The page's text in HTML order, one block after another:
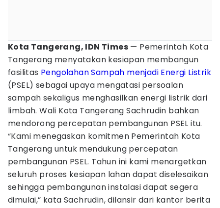
Kota Tangerang, IDN Times — Pemerintah Kota
Tangerang menyatakan kesiapan membangun
fasilitas Pengolahan Sampah menjadi Energi Listrik
(PSEL) sebagai upaya mengatasi persoalan
sampah sekaligus menghasilkan energi listrik dari
limbah. Wali Kota Tangerang Sachrudin bahkan
mendorong percepatan pembangunan PSEL itu.
“Kami menegaskan komitmen Pemerintah Kota
Tangerang untuk mendukung percepatan
pembangunan PSEL. Tahun ini kami menargetkan
seluruh proses kesiapan lahan dapat diselesaikan
sehingga pembangunan instalasi dapat segera
dimulai,” kata Sachrudin, dilansir dari kantor berita